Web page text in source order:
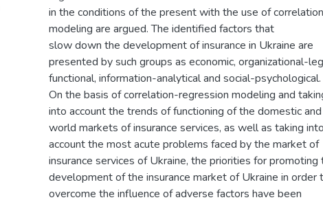
in the conditions of the present with the use of
modeling are argued. The identified factors that
slow down the development of insurance in Ukraine are
presented by such groups as economic, organizational-
functional, information-analytical and social-psychological.
On the basis of correlation-regression modeling and
into account the trends of functioning of the domestic and
world markets of insurance services, as well as taking into
account the most acute problems faced by the market of
insurance services of Ukraine, the priorities for promoting
development of the insurance market of Ukraine in order
overcome the influence of adverse factors have been